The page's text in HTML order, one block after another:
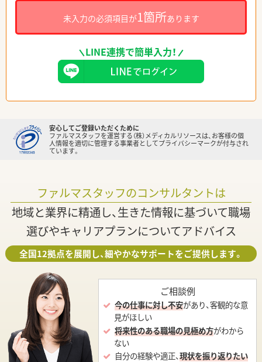
未入力の必須項目が1箇所あります
LINE連携で簡単入力！
安心してご登録いただくために
ファルマスタッフを運営する（株）メディカルリソースは、お客様の個
人情報を適切に管理する事業者としてプライバシーマークが付与され
ています。
ファルマスタッフのコンサルタントは
地域と業界に精通し、生きた情報に基づいて職場
選びやキャリアプランについてアドバイス
全国12拠点を展開し、細やかなサポートをご提供します。
ご相談例
今の仕事に対し不安があり、客観的な意
見がほしい
将来性のある職場の見極め方がわから
ない
自分の経験や適正、現状を振り返りたい